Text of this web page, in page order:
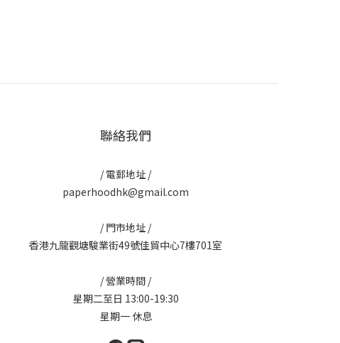
聯絡我們
/ 電郵地址 /
paperhoodhk@gmail.com
/ 門市地址 /
香港九龍觀塘駿業街49號佳貿中心7樓701室
/ 營業時間 /
星期二至日 13:00-19:30
星期一 休息